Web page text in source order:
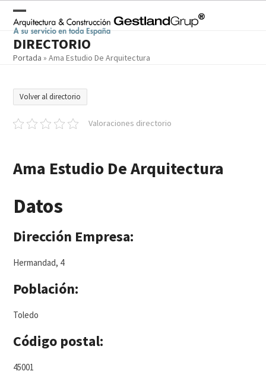
contentOpen
mobile
menu
Close
mobile
menu
DIRECTORIO
Portada »Ama Estudio De Arquitectura
Volver al directorio
Valoraciones directorio
Ama Estudio De Arquitectura
Datos
Dirección Empresa:
Hermandad, 4
Población:
Toledo
Código postal:
45001